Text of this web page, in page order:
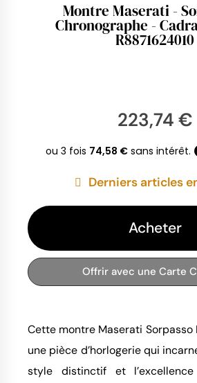
Montre Maserati -
Chronographe -
R8871624010
223,74 €
Derniers articles
Acheter
Offrir avec une Carte
Cette montre Maserati Sorpasso
une pièce d’horlogerie qui
style distinctif et